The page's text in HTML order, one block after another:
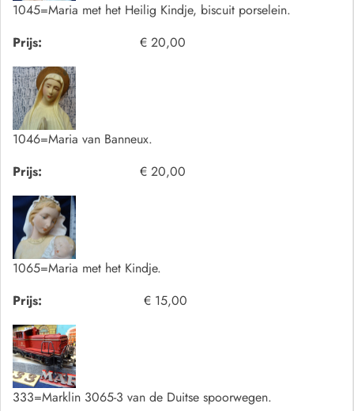
1045=Maria met het Heilig Kindje, biscuit porselein.
Prijs:
€ 20,00
1046=Maria van Banneux.
Prijs:
€ 20,00
1065=Maria met het Kindje.
Prijs:
€ 15,00
333=Marklin 3065-3 van de Duitse spoorwegen.